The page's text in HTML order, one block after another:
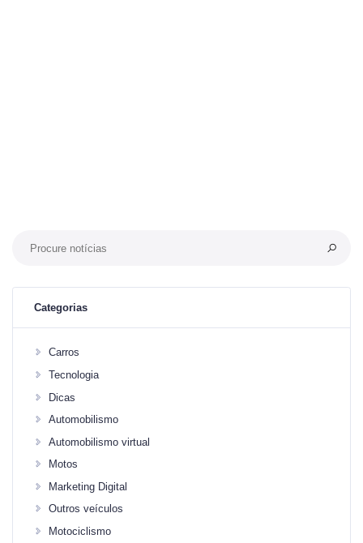
Categorias
Carros
Tecnologia
Dicas
Automobilismo
Automobilismo virtual
Motos
Marketing Digital
Outros veículos
Motociclismo